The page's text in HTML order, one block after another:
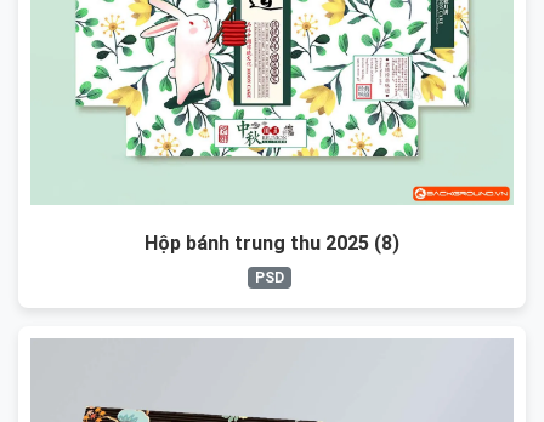
Hộp bánh trung thu 2025 (8)
PSD